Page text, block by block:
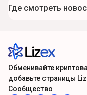
Где смотреть
Обменивайте
добавьте страницы
Сообщество